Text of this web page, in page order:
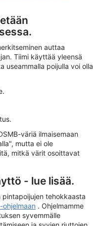
auttaa
Tiimi käyttää yleensä
useammalla poijulla voi olla
väriä ilmaisemaan
mutta ei ole
mitkä värit osoittavat
- lue lisää.
tehokkaasta
ohjelmaan . Ohjelmamme
syvemmälle